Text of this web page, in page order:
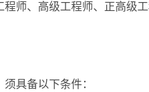
师、高级工程师、正高级
具备以下条件：